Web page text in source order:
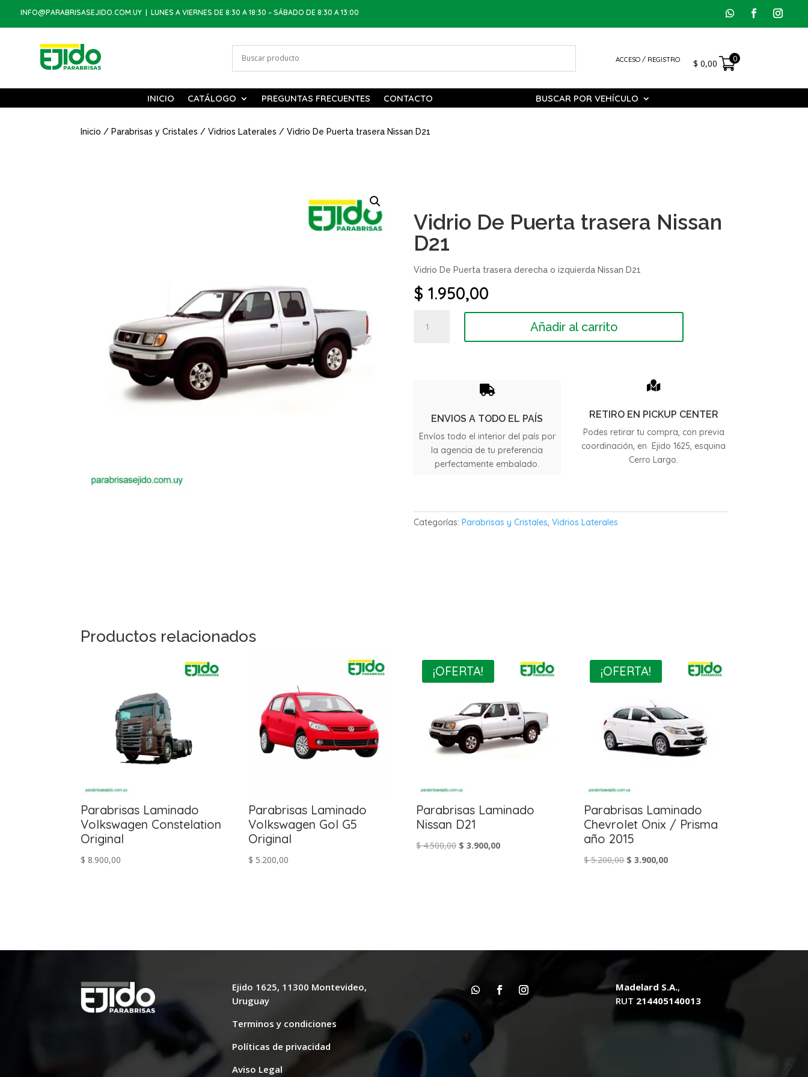
INFO@PARABRISASEJIDO.COM.UY| LUNES A VIERNES DE 8:30 A 18:30 – SÁBADO DE 8:30 A 13:00
ACCESO / REGISTRO $ 0,00 0
INICIO CATÁLOGO PREGUNTAS FRECUENTES CONTACTO BUSCAR POR VEHÍCULO
Inicio / Parabrisas y Cristales /Vidrios Laterales / Vidrio De Puerta trasera Nissan D21
Vidrio De Puerta trasera Nissan
D21
Vidrio De Puerta trasera derecha o izquierda Nissan D21
$ 1.950,00
Añadir al carrito

ENVIOS A TODO EL PAÍS
Envíos todo el interior del país por
la agencia de tu preferencia
perfectamente embalado.

RETIRO EN PICKUP CENTER
Podes retirar tu compra, con previa
coordinación, en Ejido 1625, esquina
Cerro Largo.
Categorías:Parabrisas y Cristales,Vidrios Laterales
Productos relacionados
Parabrisas Laminado
Volkswagen Constelation
Original
$ 8.900,00
Parabrisas Laminado
Volkswagen Gol G5
Original
$ 5.200,00
¡OFERTA!
Parabrisas Laminado
Nissan D21
$4.500,00 El
$ 3.900,00El
¡OFERTA!
Parabrisas Laminado
Chevrolet Onix / Prisma
año 2015
$5.200,00 El
$ 3.900,00El
Ejido 1625, 11300 Montevideo,
Uruguay
Terminos y condiciones
Políticas de privacidad
Aviso Legal
Madelard S.A.,
RUT 214405140013